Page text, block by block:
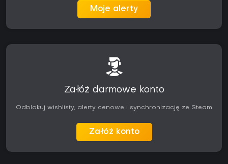
Moje alerty
Załóż darmowe konto
Odblokuj wishlisty, alerty cenowe i synchronizację ze Steam
Załóż konto